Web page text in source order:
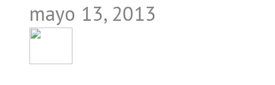
mayo 13, 2013